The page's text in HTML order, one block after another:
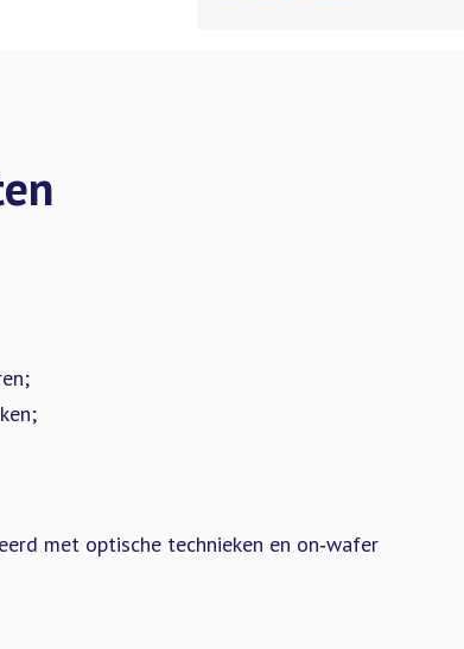
met optische technieken en on‑wafer